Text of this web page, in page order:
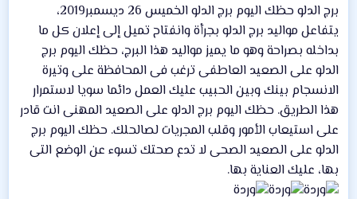
برج الدلو حظك اليوم برج الدلو الخميس 26 ديسمبر2019،
يتفاعل مواليد برج الدلو بجرأة وانفتاح تميل إلى إعلان كل ما
بداخله بصراحة وهو ما يميز مواليد هذا البرج، حظك اليوم برج
الدلو على الصعيد العاطفى ترغب فى المحافظة على وتيرة
الانسجام بينك وبين الحبيب عليك العمل دائما سويا لاستمرار
هذا الطريق. حظك اليوم برج الدلو على الصعيد المهنى انت قادر
على استيعاب الأمور وقلب المجريات لصالحلك. حظك اليوم برج
الدلو على الصعيد الصحى لا تدع صحتك تسوء عن الوضع التى
بها، عليك العناية بها.